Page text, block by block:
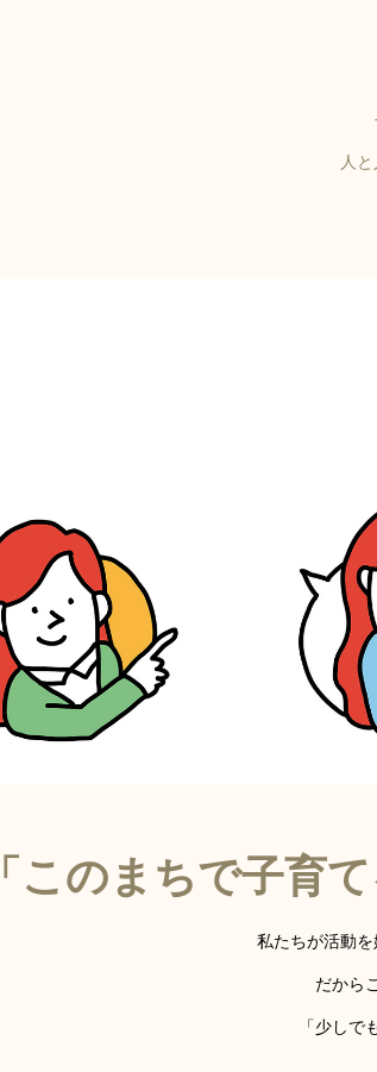
人
「このまちで子育
私たちが活動
だから
「少しで